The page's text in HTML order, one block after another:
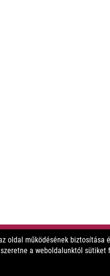
oldal működésének
a weboldalunktól